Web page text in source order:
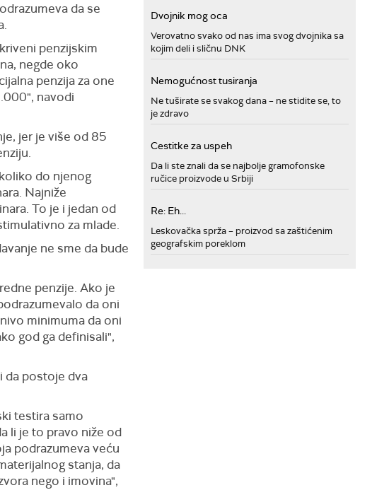
da se
penzijskim
negde oko
penzija za one
navodi
jer je više od 85
do njenog
Najniže
To je i jedan od
za mlade.
ne sme da bude
penzije. Ako je
da oni
minimuma da oni
god ga definisali",
da postoje dva
testira samo
li je to pravo niže od
podrazumeva veću
stanja, da
nego i imovina",
Dvojnik mog oca
Verovatno svako od nas ima svog dvojnika sa
kojim deli i sličnu DNK
Nemogućnost tusiranja
Ne tuširate se svakog dana – ne stidite se, to
je zdravo
Cestitke za uspeh
Da li ste znali da se najbolje gramofonske
ručice proizvode u Srbiji
Re: Eh...
Leskovačka sprža – proizvod sa zaštićenim
geografskim poreklom